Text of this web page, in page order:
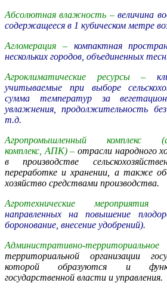
Абсолютная влажность – величина
содержащееся в 1 кубическом метре
Агломерация –
компактная
нескольких городов, объединенных
Агроклиматические ресурсы –
учитываемые при выборе
сумма температур за
увлажнения, продолжительность
т.д.
Агропромышленный комплекс
комплекс, АПК) – отрасли народного
в производстве
переработке и хранении, а также
хозяйство средствами производства.
Агротехнические мероприятия
направленных на повышение
боронование, внесение удобрений).
Административно-
территориальной организации
которой образуются и
государственной власти и управления.